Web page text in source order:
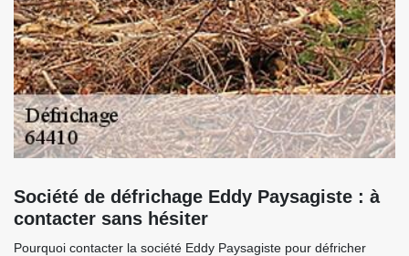
Société de défrichage Eddy Paysagiste : à
contacter sans hésiter
Pourquoi contacter la société Eddy Paysagiste pour défricher